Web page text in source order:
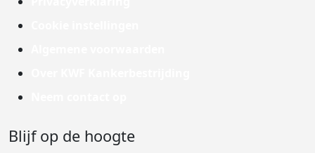
Blijf op de hoogte